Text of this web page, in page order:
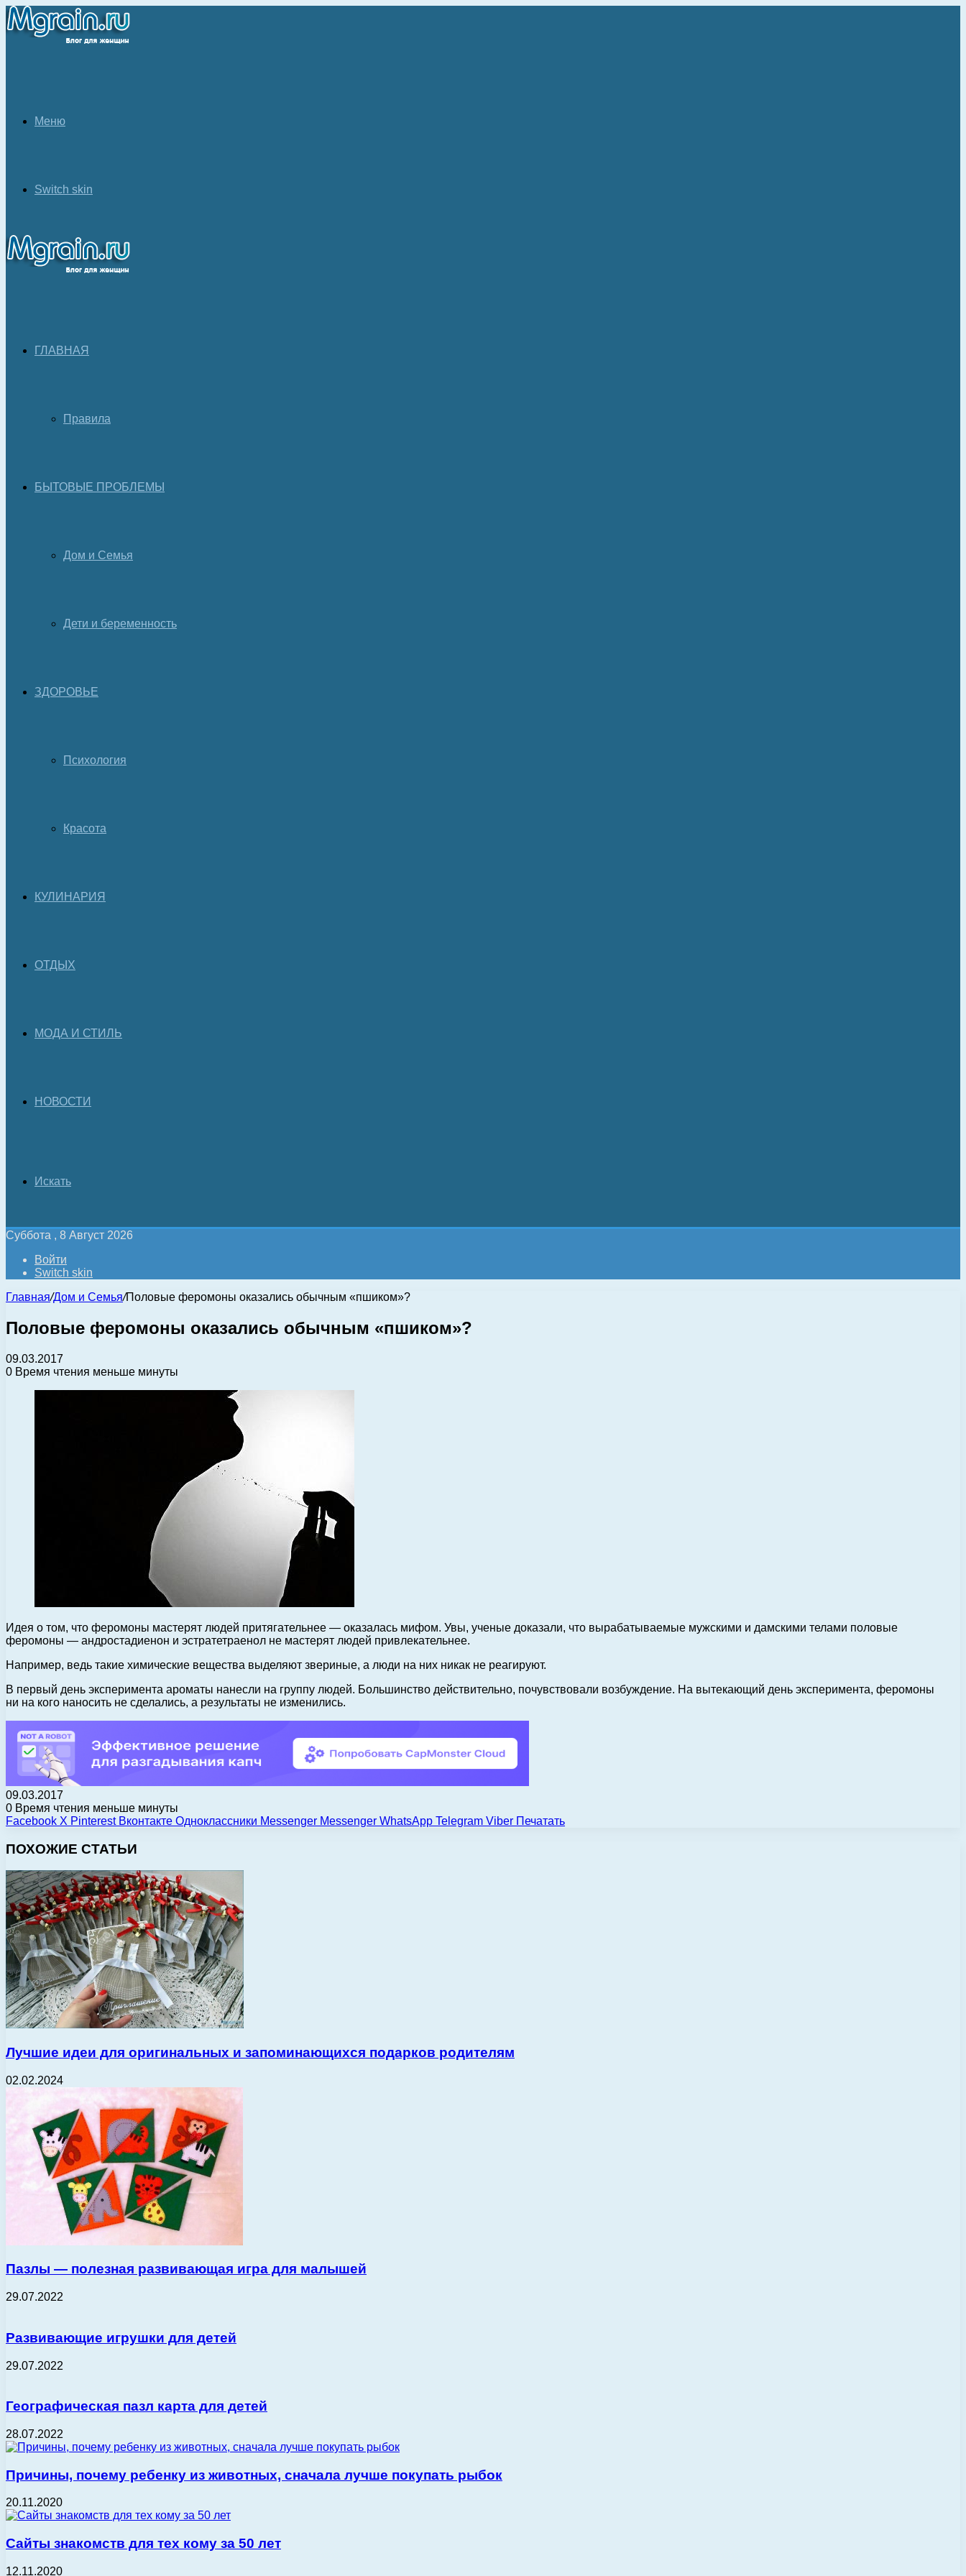
Меню
Switch skin
ГЛАВНАЯ
Правила
БЫТОВЫЕ ПРОБЛЕМЫ
Дом и Семья
Дети и беременность
ЗДОРОВЬЕ
Психология
Красота
КУЛИНАРИЯ
ОТДЫХ
МОДА И СТИЛЬ
НОВОСТИ
Искать
Суббота , 8 Август 2026
Войти
Switch skin
Главная/Дом и Семья/Половые феромоны оказались обычным «пшиком»?
Половые феромоны оказались обычным «пшиком»?
09.03.2017
0 Время чтения меньше минуты
Идея о том, что феромоны мастерят людей притягательнее — оказалась мифом. Увы, ученые доказали, что вырабатываемые мужскими и дамскими телами половые
феромоны — андростадиенон и эстратетраенол не мастерят людей привлекательнее.
Например, ведь такие химические вещества выделяют звериные, а люди на них никак не реагируют.
В первый день эксперимента ароматы нанесли на группу людей. Большинство действительно, почувствовали возбуждение. На вытекающий день эксперимента, феромоны
ни на кого наносить не сделались, а результаты не изменились.
09.03.2017
0 Время чтения меньше минуты
Facebook X Pinterest Вконтакте Одноклассники Messenger Messenger WhatsApp Telegram Viber Печатать
ПОХОЖИЕ СТАТЬИ
Лучшие идеи для оригинальных и запоминающихся подарков родителям
02.02.2024
Пазлы — полезная развивающая игра для малышей
29.07.2022
Развивающие игрушки для детей
29.07.2022
Географическая пазл карта для детей
28.07.2022
Причины, почему ребенку из животных, сначала лучше покупать рыбок
20.11.2020
Сайты знакомств для тех кому за 50 лет
12.11.2020